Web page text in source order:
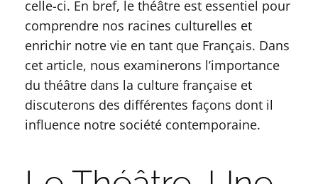
celle-ci. En bref, le théâtre est essentiel pour
comprendre nos racines culturelles et
enrichir notre vie en tant que Français. Dans
cet article, nous examinerons l’importance
du théâtre dans la culture française et
discuterons des différentes façons dont il
influence notre société contemporaine.